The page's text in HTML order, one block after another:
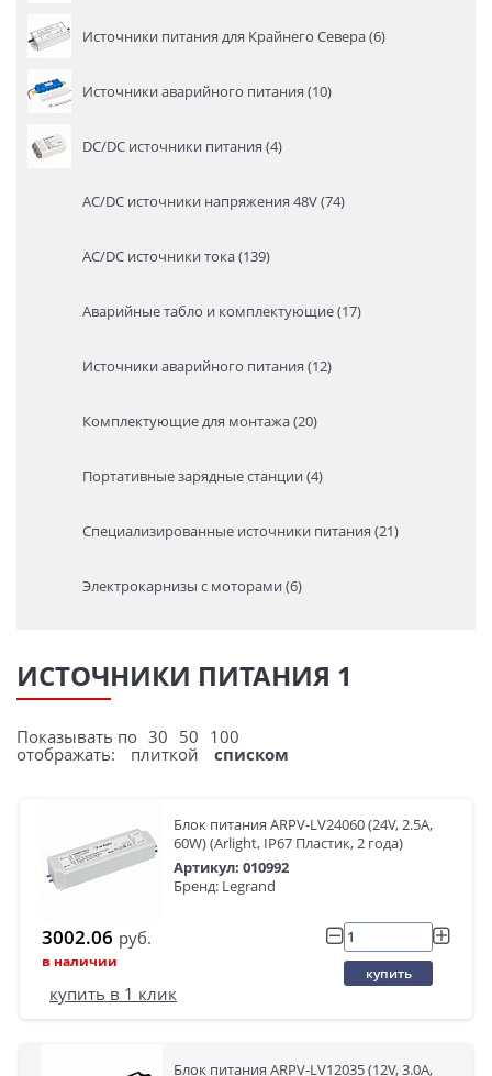
Источники питания для Крайнего Севера (6)
Источники аварийного питания (10)
DC/DC источники питания (4)
AC/DC источники напряжения 48V (74)
AC/DC источники тока (139)
Аварийные табло и комплектующие (17)
Источники аварийного питания (12)
Комплектующие для монтажа (20)
Портативные зарядные станции (4)
Специализированные источники питания (21)
Электрокарнизы с моторами (6)
ИСТОЧНИКИ ПИТАНИЯ 1
Показывать по 30 50 100
отображать:
плиткой списком
Блок питания ARPV-LV24060 (24V, 2.5A,
60W) (Arlight, IP67 Пластик, 2 года)
Артикул: 010992
Бренд: Legrand
3002.06 руб.
в наличии
купить
купить в 1 клик
Блок питания ARPV-LV12035 (12V, 3.0A,